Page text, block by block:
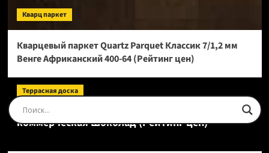
Кварц паркет
Кварцевый паркет Quartz Parquet Классик 7/1,2 мм
Венге Африканский 400-64 (Рейтинг цен)
Террасная доска
Доска террасная Ecodecking Tehno Полнотелая
коммерческая Шоколад (Рейтинг цен)